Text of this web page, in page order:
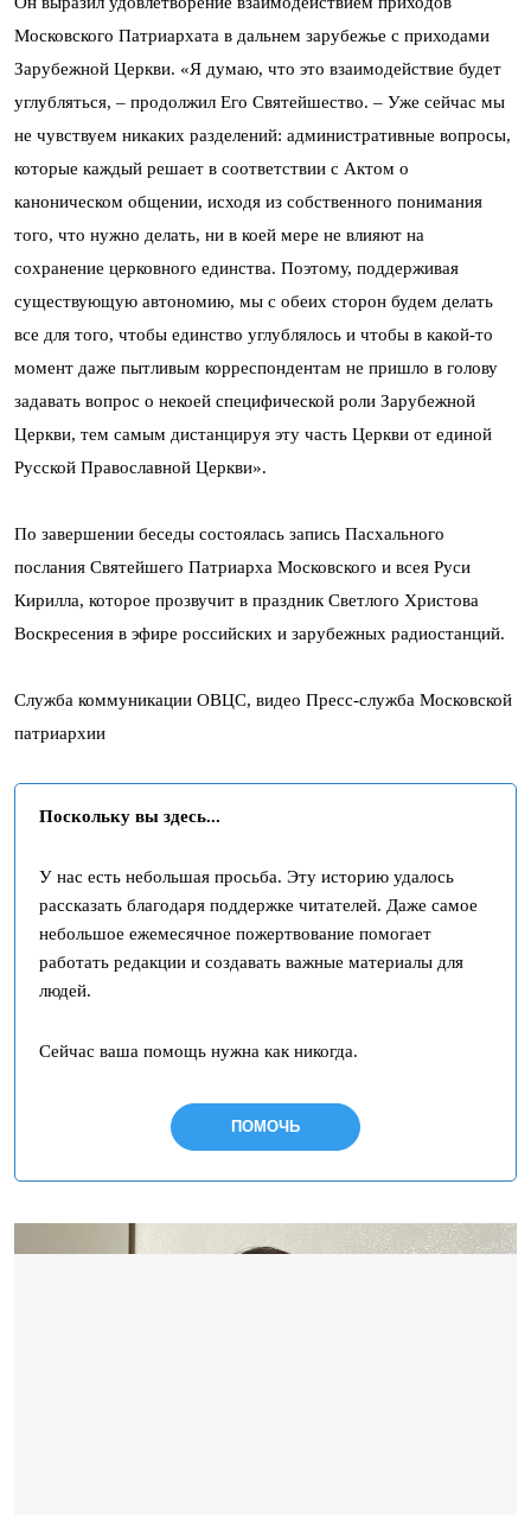
Московского Патриархата в дальнем зарубежье с приходами
Зарубежной Церкви. «Я думаю, что это взаимодействие будет
углубляться, – продолжил Его Святейшество. – Уже сейчас мы
не чувствуем никаких разделений: административные вопросы,
которые каждый решает в соответствии с Актом о
каноническом общении, исходя из собственного понимания
того, что нужно делать, ни в коей мере не влияют на
сохранение церковного единства. Поэтому, поддерживая
существующую автономию, мы с обеих сторон будем делать
все для того, чтобы единство углублялось и чтобы в какой-то
момент даже пытливым корреспондентам не пришло в голову
задавать вопрос о некоей специфической роли Зарубежной
Церкви, тем самым дистанцируя эту часть Церкви от единой
Русской Православной Церкви».
По завершении беседы состоялась запись Пасхального
послания Святейшего Патриарха Московского и всея Руси
Кирилла, которое прозвучит в праздник Светлого Христова
Воскресения в эфире российских и зарубежных радиостанций.
Служба коммуникации ОВЦС, видео Пресс-служба Московской
патриархии
Поскольку вы здесь...
У нас есть небольшая просьба. Эту историю удалось
рассказать благодаря поддержке читателей. Даже самое
небольшое ежемесячное пожертвование помогает
работать редакции и создавать важные материалы для
людей.
Сейчас ваша помощь нужна как никогда.
ПОМОЧЬ